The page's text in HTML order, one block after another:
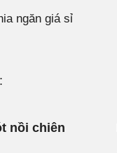
ngăn giá sỉ
nồi chiên